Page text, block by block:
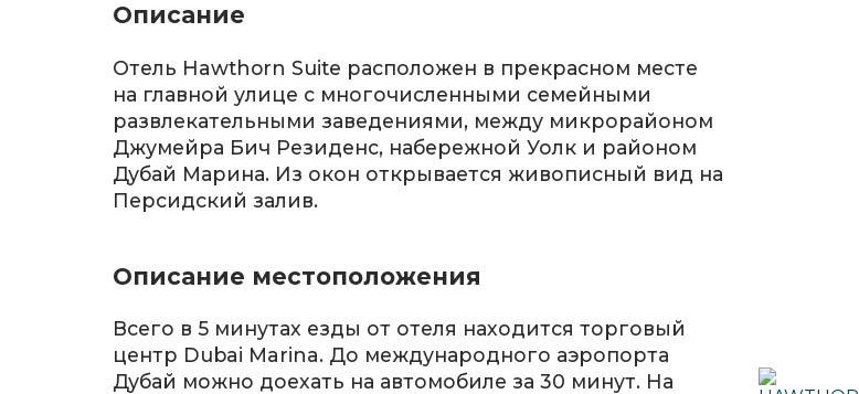
Описание
Отель Hawthorn Suite расположен в прекрасном месте
на главной улице с многочисленными семейными
развлекательными заведениями, между микрорайоном
Джумейра Бич Резиденс, набережной Уолк и районом
Дубай Марина. Из окон открывается живописный вид на
Персидский залив.
Описание местоположения
Всего в 5 минутах езды от отеля находится торговый
центр Dubai Marina. До международного аэропорта
Дубай можно доехать на автомобиле за 30 минут. На